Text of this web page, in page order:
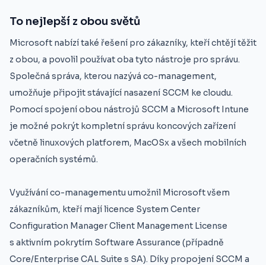
To nejlepší z obou světů
Microsoft nabízí také řešení pro zákazníky, kteří chtějí těžit
z obou, a povolil používat oba tyto nástroje pro správu.
Společná správa, kterou nazývá co-management,
umožňuje připojit stávající nasazení SCCM ke cloudu.
Pomocí spojení obou nástrojů SCCM a Microsoft Intune
je možné pokrýt kompletní správu koncových zařízení
včetně linuxových platforem, MacOSx a všech mobilních
operačních systémů.
Využívání co-managementu umožnil Microsoft všem
zákazníkům, kteří mají licence System Center
Configuration Manager Client Management License
s aktivním pokrytím Software Assurance (případně
Core/Enterprise CAL Suite s SA). Díky propojení SCCM a